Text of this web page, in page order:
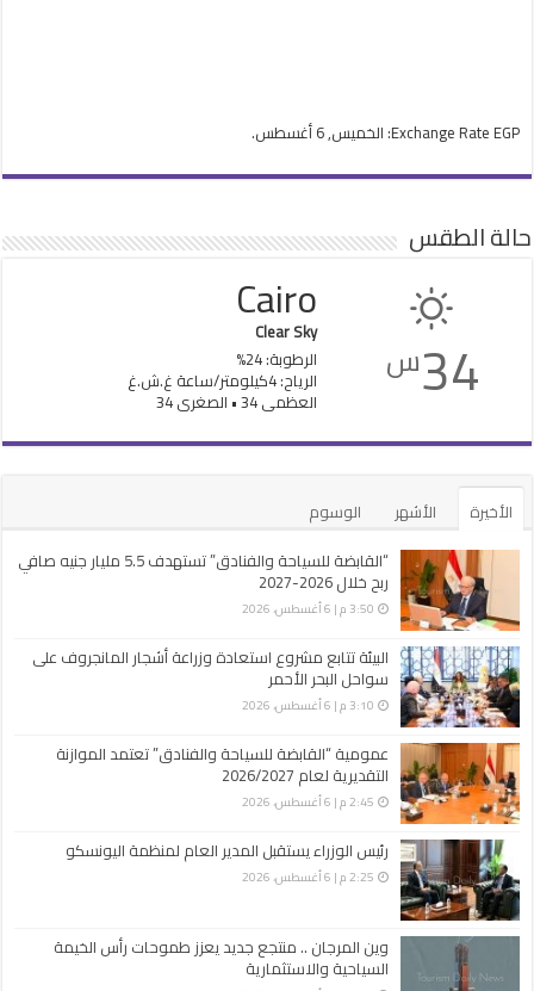
Exchange Rate EGP : الخميس, 6 أغسطس.
حالة الطقس
34س
Cairo
Clear Sky
الرطوبة: 24%
الرياح: 4كيلومتر/ساعة غ.ش.غ
العظمى 34 • الصغرى 34
الأخيرة الأشهر
الوسوم
“القابضة للسياحة والفنادق” تستهدف 5.5 مليار جنيه صافي
ربح خلال 2026-2027
3:50 م | 6 أغسطس، 2026
البيئة تتابع مشروع استعادة وزراعة أشجار المانجروف على
سواحل البحر الأحمر
3:10 م | 6 أغسطس، 2026
عمومية “القابضة للسياحة والفنادق” تعتمد الموازنة
التقديرية لعام 2026/2027
2:45 م | 6 أغسطس، 2026
رئيس الوزراء يستقبل المدير العام لمنظمة اليونسكو
2:25 م | 6 أغسطس، 2026
وين المرجان .. منتجع جديد يعزز طموحات رأس الخيمة
السياحية والاستثمارية